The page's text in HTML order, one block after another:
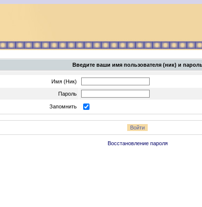
Введите ваши имя пользователя (ник) и
Имя (Ник)
Пароль
Запомнить
Восстановление пароля